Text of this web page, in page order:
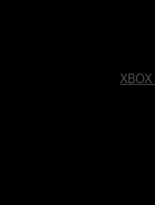
XBOX